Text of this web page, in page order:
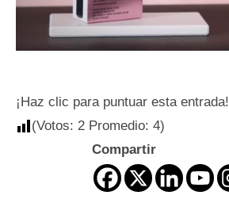
¡Haz clic para puntuar esta entrada!
(Votos: 2 Promedio: 4)
Compartir